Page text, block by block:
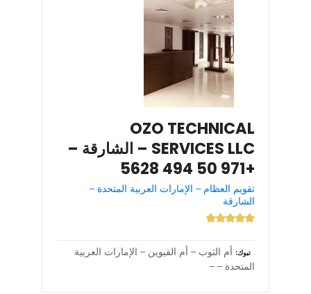
OZO TECHNICAL
SERVICES LLC – الشارقة –
+971 50 494 5628
تقويم العظام – الإمارات العربية المتحدة –
الشارقة
تبوك
أم الثوب – أم القيوين – الإمارات العربية
المتحدة – –